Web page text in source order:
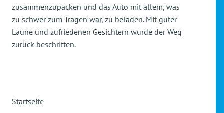
zusammenzupacken und das Auto mit allem, was
zu schwer zum Tragen war, zu beladen. Mit guter
Laune und zufriedenen Gesichtern wurde der Weg
zurück beschritten.
Startseite